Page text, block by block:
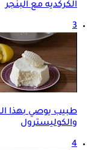
الكركديه مع البنجر
3
طبيب يوصي بهذا
والكوليسترول
4